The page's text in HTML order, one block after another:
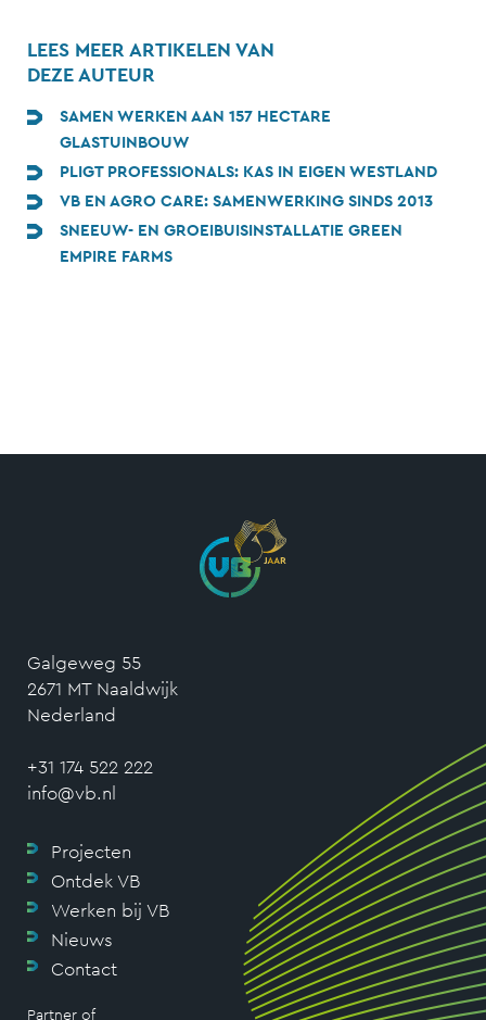
LEES MEER ARTIKELEN VAN
DEZE AUTEUR
SAMEN WERKEN AAN 157 HECTARE
GLASTUINBOUW
PLIGT PROFESSIONALS: KAS IN EIGEN WESTLAND
VB EN AGRO CARE: SAMENWERKING SINDS 2013
SNEEUW- EN GROEIBUISINSTALLATIE GREEN
EMPIRE FARMS
Galgeweg 55
2671 MT Naaldwijk
Nederland
+31 174 522 222
info@vb.nl
Projecten
Ontdek VB
Werken bij VB
Nieuws
Contact
Partner of